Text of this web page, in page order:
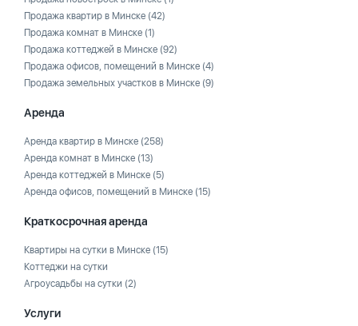
Продажа квартир в Минске (42)
Продажа комнат в Минске (1)
Продажа коттеджей в Минске (92)
Продажа офисов, помещений в Минске (4)
Продажа земельных участков в Минске (9)
Аренда
Аренда квартир в Минске (258)
Аренда комнат в Минске (13)
Аренда коттеджей в Минске (5)
Аренда офисов, помещений в Минске (15)
Краткосрочная аренда
Квартиры на сутки в Минске (15)
Коттеджи на сутки
Агроусадьбы на сутки (2)
Услуги